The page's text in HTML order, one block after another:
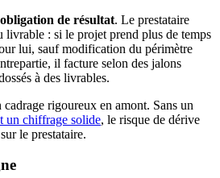
obligation de résultat. Le prestataire
livrable : si le projet prend plus de temps
lui, sauf modification du périmètre
il facture selon des jalons
à des livrables.
rigoureux en amont. Sans un
un chiffrage solide, le risque de dérive
le prestataire.